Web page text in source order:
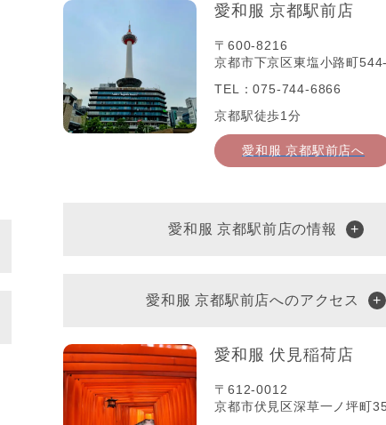
愛和服 京都駅前店
〒600-8216
京都市下京区東塩小路町
TEL：075-744-6866
京都駅徒歩1分
愛和服 京都駅前店へ
愛和服 京都駅前店の情報
愛和服 京都駅前店へのアクセス
愛和服 伏見稲荷店
〒612-0012
京都市伏見区深草一ノ坪町